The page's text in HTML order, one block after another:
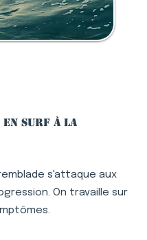
surf à La
s'attaque aux
On travaille sur